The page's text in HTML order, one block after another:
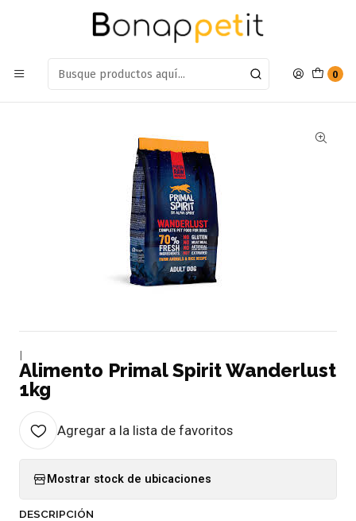
0
Estamos en: Antumalal 612, Quilicura Míranos en Maps
Adulto Raza Mediana y Grande
Alimento Primal Spirit Wanderlust 1kg
Alimento Primal Spirit Wanderlust
1kg
Agregar a la lista de favoritos
Mostrar stock de ubicaciones
DESCRIPCIÓN